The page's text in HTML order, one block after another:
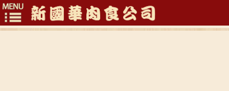
Toggle